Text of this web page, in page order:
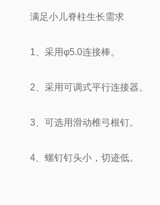
满足小儿脊柱生长需求
1、采用φ5.0连接棒。
2、采用可调式平行连接器。
3、可选用滑动椎弓根钉。
4、螺钉钉头小，切迹低。